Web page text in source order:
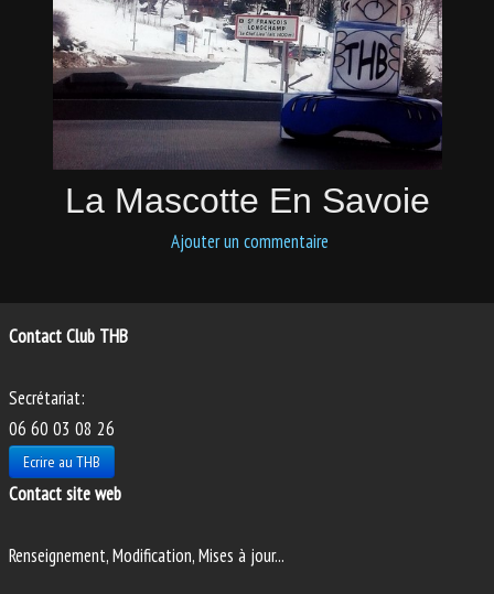
ANIMATIONS
La Mascotte En Savoie
Ajouter un commentaire
Contact Club THB
Secrétariat:
06 60 03 08 26
Ecrire au THB
Contact site web
Renseignement, Modification, Mises à jour...